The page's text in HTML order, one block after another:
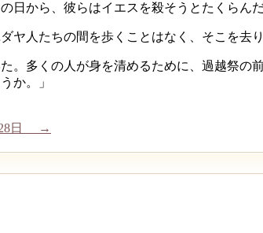
日から、彼らはイエスを殺そうとたくらんだ
ヤ人たちの間を歩くことはなく、そこを去
。多くの人が身を清めるために、過越祭の
か。」
28日
→